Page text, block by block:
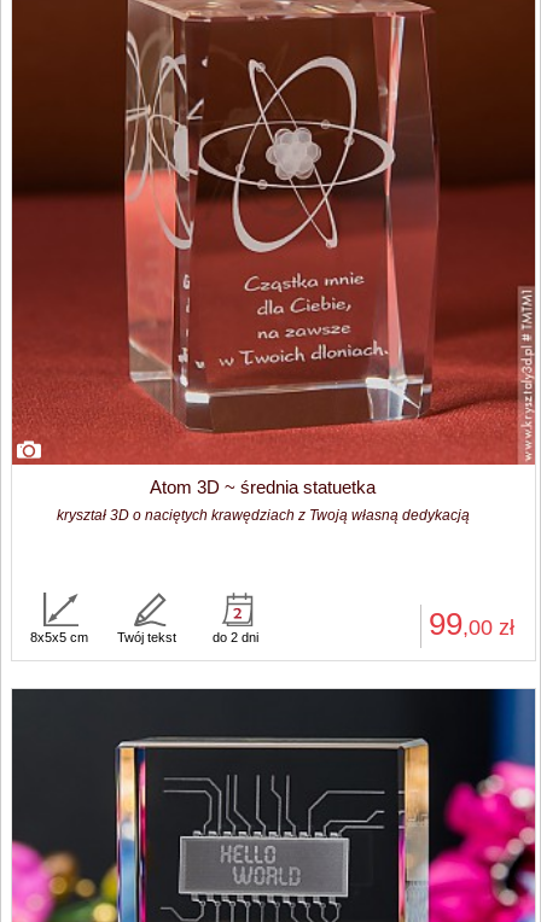
Atom 3D ~ średnia statuetka
kryształ 3D o naciętych krawędziach z Twoją własną dedykacją
99,00 zł
8x5x5 cm Twój tekst do 2 dni